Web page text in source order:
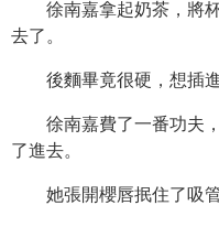
徐南嘉拿起奶茶，將
去了。
後麵畢竟很硬，想插
徐南嘉費了一番功夫
了進去。
她張開櫻唇抿住了吸